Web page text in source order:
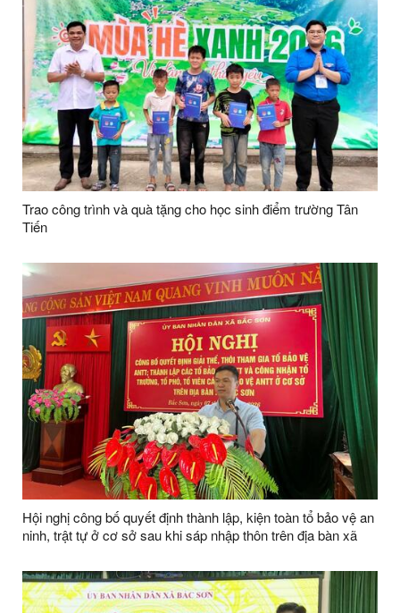
Trao công trình và quà tặng cho học sinh điểm trường Tân
Tiến
Hội nghị công bố quyết định thành lập, kiện toàn tổ bảo vệ an
ninh, trật tự ở cơ sở sau khi sáp nhập thôn trên địa bàn xã